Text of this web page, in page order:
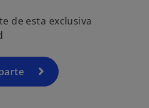
de esta exclusiva